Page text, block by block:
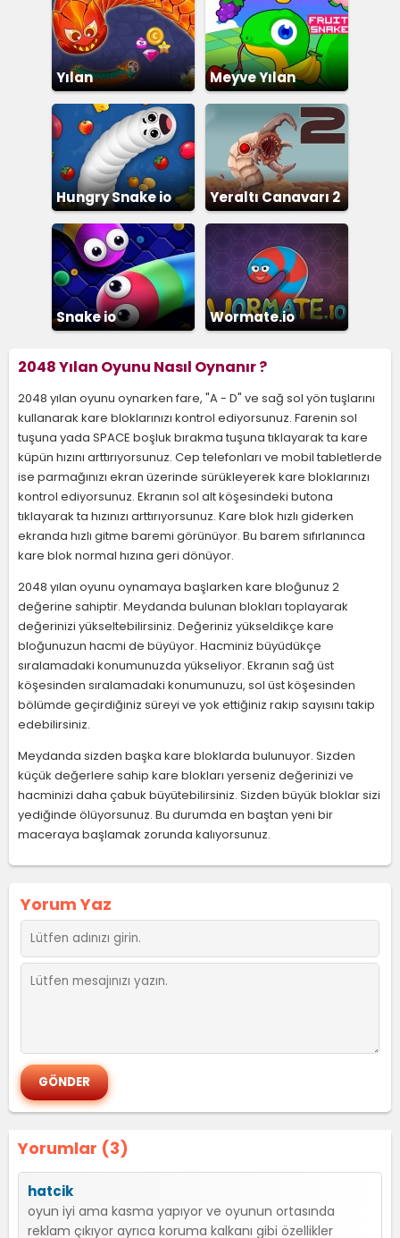
Yılan Meyve Yılan
Hungry Snake io Yeraltı Canavarı 2
Snake io Wormate.io
2048 Yılan Oyunu Nasıl Oynanır ?
2048 yılan oyunu oynarken fare, "A - D" ve sağ sol yön tuşlarını
kullanarak kare bloklarınızı kontrol ediyorsunuz. Farenin sol
tuşuna yada SPACE boşluk bırakma tuşuna tıklayarak ta kare
küpün hızını arttırıyorsunuz. Cep telefonları ve mobil tabletlerde
ise parmağınızı ekran üzerinde sürükleyerek kare bloklarınızı
kontrol ediyorsunuz. Ekranın sol alt köşesindeki butona
tıklayarak ta hızınızı arttırıyorsunuz. Kare blok hızlı giderken
ekranda hızlı gitme baremi görünüyor. Bu barem sıfırlanınca
kare blok normal hızına geri dönüyor.
2048 yılan oyunu oynamaya başlarken kare bloğunuz 2
değerine sahiptir. Meydanda bulunan blokları toplayarak
değerinizi yükseltebilirsiniz. Değeriniz yükseldikçe kare
bloğunuzun hacmi de büyüyor. Hacminiz büyüdükçe
sıralamadaki konumunuzda yükseliyor. Ekranın sağ üst
köşesinden sıralamadaki konumunuzu, sol üst köşesinden
bölümde geçirdiğiniz süreyi ve yok ettiğiniz rakip sayısını takip
edebilirsiniz.
Meydanda sizden başka kare bloklarda bulunuyor. Sizden
küçük değerlere sahip kare blokları yerseniz değerinizi ve
hacminizi daha çabuk büyütebilirsiniz. Sizden büyük bloklar sizi
yediğinde ölüyorsunuz. Bu durumda en baştan yeni bir
maceraya başlamak zorunda kalıyorsunuz.
Yorumlar (3)
hatcik
oyun iyi ama kasma yapıyor ve oyunun ortasında
reklam çıkıyor ayrıca koruma kalkanı gibi özellikler
Yorum Yaz